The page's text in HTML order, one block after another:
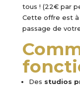
tous ! (22€ par
Cette offre est à
passage de
Des studios